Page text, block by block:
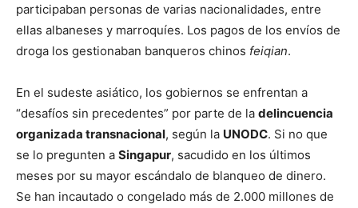
participaban personas de varias nacionalidades, entre
ellas albaneses y marroquíes. Los pagos de los envíos de
droga los gestionaban banqueros chinos feiqian.
En el sudeste asiático, los gobiernos se enfrentan a
“desafíos sin precedentes” por parte de la delincuencia
organizada transnacional, según la UNODC. Si no que
se lo pregunten a Singapur, sacudido en los últimos
meses por su mayor escándalo de blanqueo de dinero.
Se han incautado o congelado más de 2.000 millones de